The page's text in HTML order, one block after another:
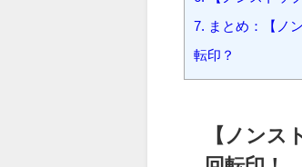
まとめ：【ノ
転印？